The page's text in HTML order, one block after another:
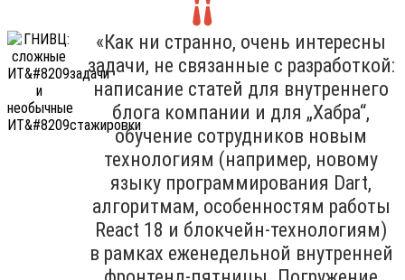
«Как ни странно, очень интересны
задачи, не связанные с разработкой:
написание статей для внутреннего
блога компании и для „Хабра“,
обучение сотрудников новым
технологиям (например, новому
языку программирования Dart,
алгоритмам, особенностям работы
React 18 и блокчейн-технологиям)
в рамках еженедельной внутренней